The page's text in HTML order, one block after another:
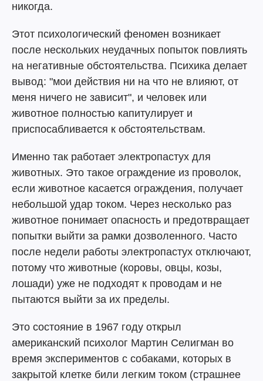
никогда.
Этот психологический феномен возникает
после нескольких неудачных попыток повлиять
на негативные обстоятельства. Психика делает
вывод: "мои действия ни на что не влияют, от
меня ничего не зависит", и человек или
животное полностью капитулирует и
приспосабливается к обстоятельствам.
Именно так работает электропастух для
животных. Это такое ограждение из проволок,
если животное касается ограждения, получает
небольшой удар током. Через несколько раз
животное понимает опасность и предотвращает
попытки выйти за рамки дозволенного. Часто
после недели работы электропастух отключают,
потому что животные (коровы, овцы, козы,
лошади) уже не подходят к проводам и не
пытаются выйти за их пределы.
Это состояние в 1967 году открыл
американский психолог Мартин Селигман во
время экспериментов с собаками, которых в
закрытой клетке били легким током (страшнее